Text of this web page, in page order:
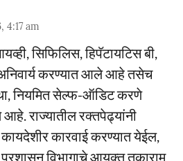
4:17 am
सिफिलिस, हिपॅटायटिस बी,
करण्यात आले आहे तसेच
नियमित सेल्फ-ऑडिट करणे
राज्यातील रक्तपेढ्यांनी
कारवाई करण्यात येईल,
विभागाचे आयुक्त तुकाराम